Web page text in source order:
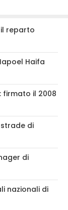
reparto
Haifa
firmato il 2008
di
di
nazionali di